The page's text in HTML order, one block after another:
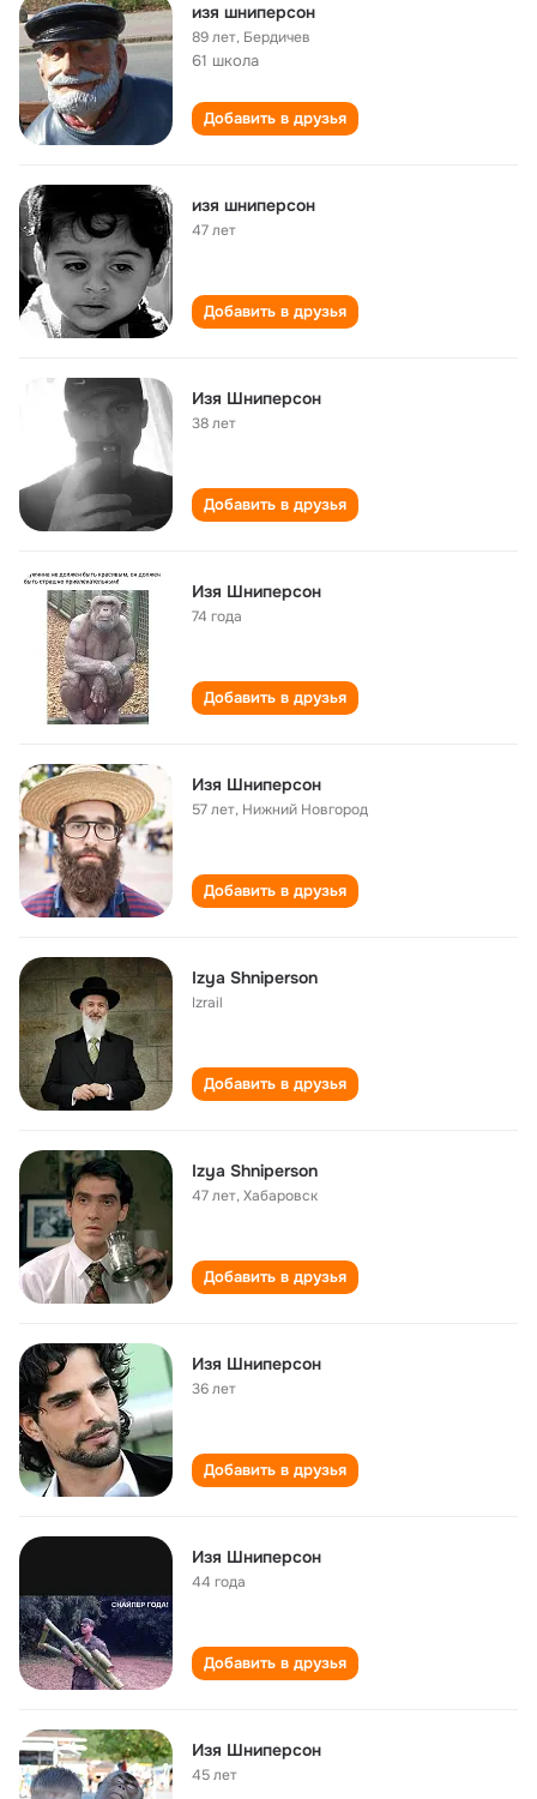
изя шниперсон
89 лет, Бердичев
61 школа
Добавить в друзья
изя шниперсон
47 лет
Добавить в друзья
Изя Шниперсон
38 лет
Добавить в друзья
Изя Шниперсон
74 года
Добавить в друзья
Изя Шниперсон
57 лет, Нижний Новгород
Добавить в друзья
Izya Shniperson
Izrail
Добавить в друзья
Izya Shniperson
47 лет,Хабаровск
Добавить в друзья
Изя Шниперсон
36 лет
Добавить в друзья
Изя Шниперсон
44 года
Добавить в друзья
Изя Шниперсон
45 лет